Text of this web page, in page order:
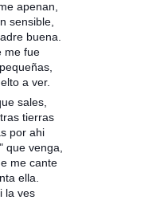
apenan,
sensible,
buena.
me fue
a ver.
sales,
tierras
por ahi
que venga,
me cante
ella.
la ves